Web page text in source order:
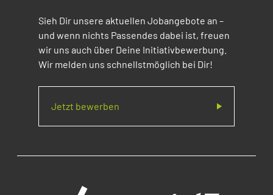
Sieh Dir unsere aktuellen Jobangebote an –
und wenn nichts Passendes dabei ist, freuen
wir uns auch über Deine Initiativbewerbung.
Wir melden uns schnellstmöglich bei Dir!
Jetzt bewerben